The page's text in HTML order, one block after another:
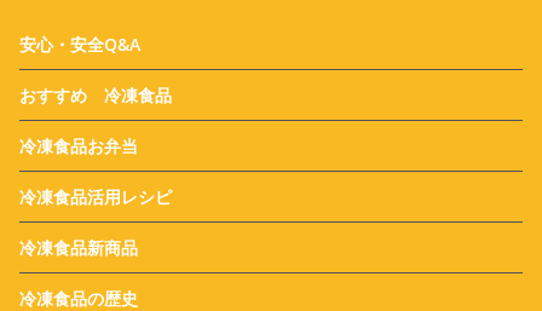
安心・安全Q&A
おすすめ 冷凍食品
冷凍食品お弁当
冷凍食品活用レシピ
冷凍食品新商品
冷凍食品の歴史